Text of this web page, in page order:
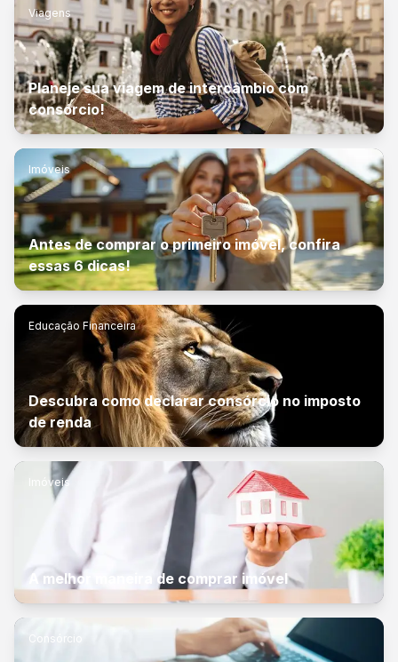
Viagens
Planeje sua viagem de intercâmbio com
consórcio!
Imóveis
Antes de comprar o primeiro imóvel, confira
essas 6 dicas!
Educação Financeira
Descubra como declarar consórcio no imposto
de renda
Imóveis
A melhor maneira de comprar imóvel
Consórcio